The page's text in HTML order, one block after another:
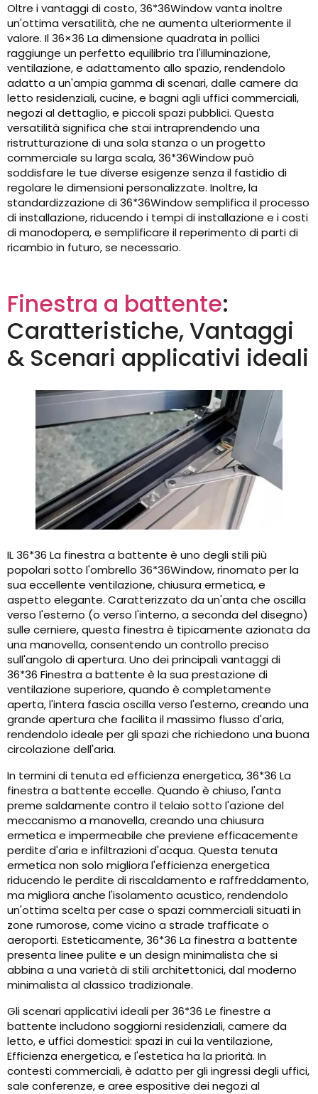
Oltre i vantaggi di costo, 36*36Window vanta inoltre
un'ottima versatilità, che ne aumenta ulteriormente il
valore. Il 36×36 La dimensione quadrata in pollici
raggiunge un perfetto equilibrio tra l'illuminazione,
ventilazione, e adattamento allo spazio, rendendolo
adatto a un'ampia gamma di scenari, dalle camere da
letto residenziali, cucine, e bagni agli uffici commerciali,
negozi al dettaglio, e piccoli spazi pubblici. Questa
versatilità significa che stai intraprendendo una
ristrutturazione di una sola stanza o un progetto
commerciale su larga scala, 36*36Window può
soddisfare le tue diverse esigenze senza il fastidio di
regolare le dimensioni personalizzate. Inoltre, la
standardizzazione di 36*36Window semplifica il processo
di installazione, riducendo i tempi di installazione e i costi
di manodopera, e semplificare il reperimento di parti di
ricambio in futuro, se necessario.
Finestra a battente:
Caratteristiche, Vantaggi
& Scenari applicativi ideali
IL 36*36 La finestra a battente è uno degli stili più
popolari sotto l'ombrello 36*36Window, rinomato per la
sua eccellente ventilazione, chiusura ermetica, e
aspetto elegante. Caratterizzato da un'anta che oscilla
verso l'esterno (o verso l'interno, a seconda del disegno)
sulle cerniere, questa finestra è tipicamente azionata da
una manovella, consentendo un controllo preciso
sull'angolo di apertura. Uno dei principali vantaggi di
36*36 Finestra a battente è la sua prestazione di
ventilazione superiore, quando è completamente
aperta, l'intera fascia oscilla verso l'esterno, creando una
grande apertura che facilita il massimo flusso d'aria,
rendendolo ideale per gli spazi che richiedono una buona
circolazione dell'aria.
In termini di tenuta ed efficienza energetica, 36*36 La
finestra a battente eccelle. Quando è chiuso, l'anta
preme saldamente contro il telaio sotto l'azione del
meccanismo a manovella, creando una chiusura
ermetica e impermeabile che previene efficacemente
perdite d'aria e infiltrazioni d'acqua. Questa tenuta
ermetica non solo migliora l'efficienza energetica
riducendo le perdite di riscaldamento e raffreddamento,
ma migliora anche l'isolamento acustico, rendendolo
un'ottima scelta per case o spazi commerciali situati in
zone rumorose, come vicino a strade trafficate o
aeroporti. Esteticamente, 36*36 La finestra a battente
presenta linee pulite e un design minimalista che si
abbina a una varietà di stili architettonici, dal moderno
minimalista al classico tradizionale.
Gli scenari applicativi ideali per 36*36 Le finestre a
battente includono soggiorni residenziali, camere da
letto, e uffici domestici: spazi in cui la ventilazione,
Efficienza energetica, e l'estetica ha la priorità. In
contesti commerciali, è adatto per gli ingressi degli uffici,
sale conferenze, e aree espositive dei negozi al